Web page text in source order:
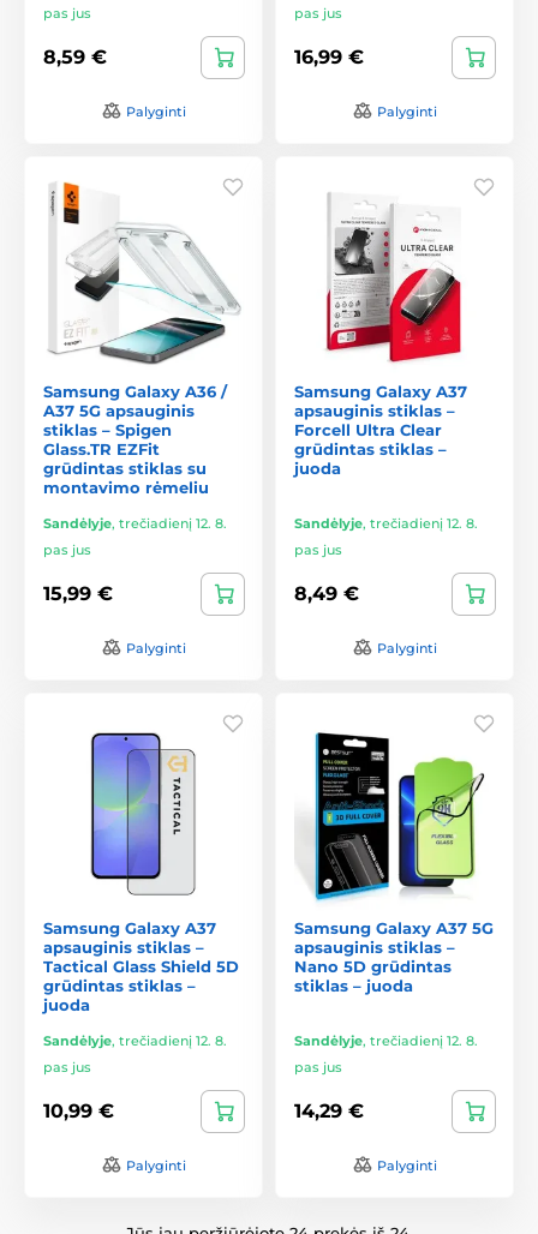
pas jus
8,59 €
Palyginti
pas jus
16,99 €
Palyginti
Samsung Galaxy A36 /
A37 5G apsauginis
stiklas – Spigen
Glass.TR EZFit
grūdintas stiklas su
montavimo rėmeliu
Sandėlyje, trečiadienį 12. 8.
pas jus
15,99 €
Palyginti
Samsung Galaxy A37
apsauginis stiklas –
Forcell Ultra Clear
grūdintas stiklas –
juoda
Sandėlyje, trečiadienį 12. 8.
pas jus
8,49 €
Palyginti
Samsung Galaxy A37
apsauginis stiklas –
Tactical Glass Shield 5D
grūdintas stiklas –
juoda
Sandėlyje, trečiadienį 12. 8.
pas jus
10,99 €
Palyginti
Samsung Galaxy A37 5G
apsauginis stiklas –
Nano 5D grūdintas
stiklas – juoda
Sandėlyje, trečiadienį 12. 8.
pas jus
14,29 €
Palyginti